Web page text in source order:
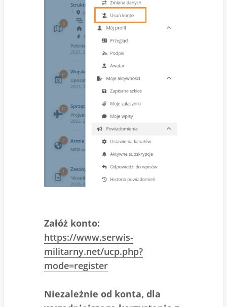
Załóż konto:
https://www.serwis-
militarny.net/ucp.php?
mode=register
Niezależnie od konta, dla